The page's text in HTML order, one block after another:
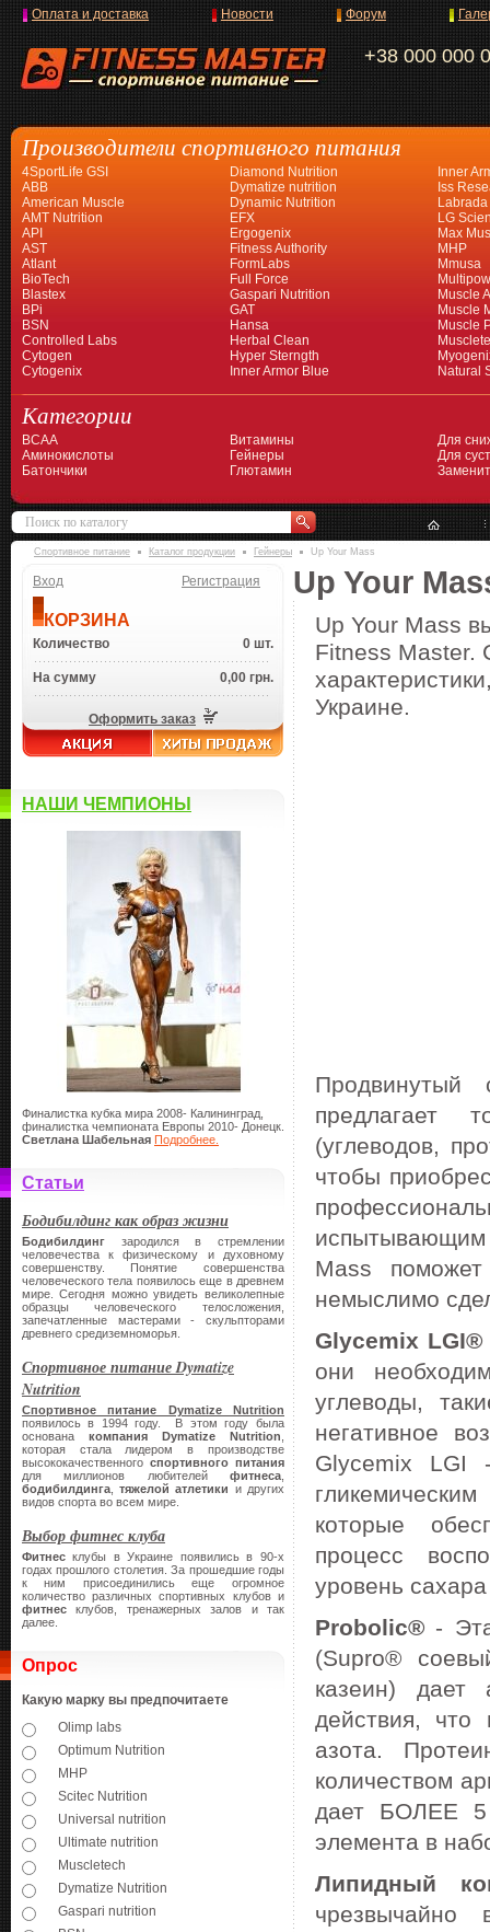
+38 000 000
Оплата и доставка Новости Форум
Производители спортивного питания
4SportLife GSI
ABB
American Muscle
AMT Nutrition
API
AST
Atlant
BioTech
Blastex
BPi
BSN
Controlled Labs
Cytogen
Cytogenix
Diamond Nutrition
Dymatize nutrition
Dynamic Nutrition
EFX
Ergogenix
Fitness Authority
FormLabs
Full Force
Gaspari Nutrition
GAT
Hansa
Herbal Clean
Hyper Sterngth
Inner Armor Blue
Inner
Iss
Labrada
LG
Max
MHP
Mmusa
Muscle
Muscle
Muscle
Natural
Категории
BCAA
Аминокислоты
Батончики
Витамины
Гейнеры
Глютамин
Для
Для
Спортивное питание Каталог продукции Гейнеры Up Your Mass
Вход Регистрация
КОРЗИНА
Количество 0 шт.
На сумму 0,00 грн.
Оформить заказ
НАШИ ЧЕМПИОНЫ
Финалистка кубка мира 2008- Калининград,
финалистка чемпионата Европы 2010- Донецк.
Светлана Шабельная Подробнее.
Статьи
Бодибилдинг как образ жизни
Бодибилдинг зародился в стремлении
человечества к физическому и духовному
совершенству. Понятие совершенства
человеческого тела появилось еще в древнем
мире. Сегодня можно увидеть великолепные
образцы человеческого телосложения,
запечатленные мастерами - скульпторами
древнего средиземноморья.
Спортивное питание Dymatize
Nutrition
Спортивное питание Dymatize Nutrition
появилось в 1994 году. В этом году была
основана компания Dymatize Nutrition
которая стала лидером в производстве
высококачественного спортивного питания
для миллионов любителей фитнеса
бодибилдинга ,тяжелой атлетики и других
видов спорта во всем мире.
Выбор фитнес клуба
Фитнес клубы в Украине появились в 90-х
годах прошлого столетия. За прошедшие годы
к ним присоединились еще огромное
количество различных спортивных клубов и
фитнес клубов, тренажерных залов и так
далее.
Опрос
Какую марку вы предпочитаете
Olimp labs
Optimum Nutrition
MHP
Scitec Nutrition
Universal nutrition
Ultimate nutrition
Muscletech
Dymatize Nutrition
Gaspari nutrition
Up Your
Up Your Mass
Fitness Master.
Украине.
предлагает
(углеводов,
чтобы
Mass
немыслимо
Glycemix LGI®
они
углеводы,
негативное
Glycemix LGI
которые
процесс
уровень
Probolic® -
(Supro®
казеин) дает
действия, что
азота.
количеством
дает БОЛЕЕ
элемента в
Липидный
чрезвычайно